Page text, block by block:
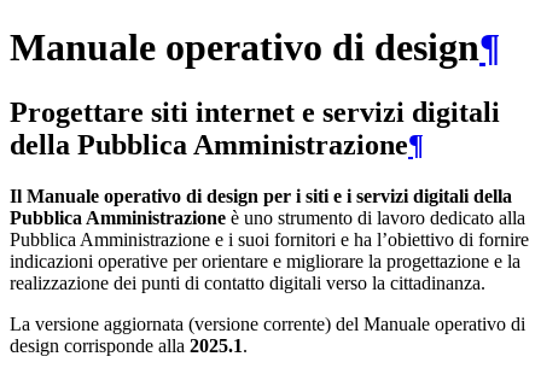
Manuale operativo di design¶
Progettare siti internet e servizi digitali
della Pubblica Amministrazione¶
Il Manuale operativo di design per i siti e i servizi digitali della
Pubblica Amministrazione è uno strumento di lavoro dedicato alla
Pubblica Amministrazione e i suoi fornitori e ha l’obiettivo di fornire
indicazioni operative per orientare e migliorare la progettazione e la
realizzazione dei punti di contatto digitali verso la cittadinanza.
La versione aggiornata (versione corrente) del Manuale operativo di
design corrisponde alla 2025.1.